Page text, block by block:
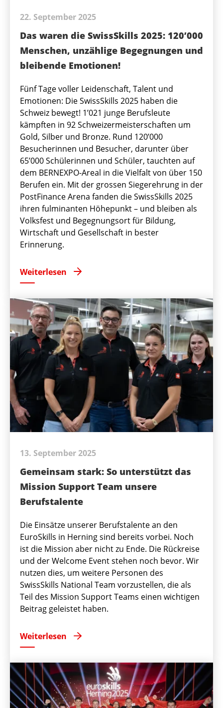
22. September 2025
Das waren die SwissSkills 2025: 120’000
Menschen, unzählige Begegnungen und
bleibende Emotionen!
Fünf Tage voller Leidenschaft, Talent und
Emotionen: Die SwissSkills 2025 haben die
Schweiz bewegt! 1’021 junge Berufsleute
kämpften in 92 Schweizermeisterschaften um
Gold, Silber und Bronze. Rund 120’000
Besucherinnen und Besucher, darunter über
65’000 Schülerinnen und Schüler, tauchten auf
dem BERNEXPO-Areal in die Vielfalt von über 150
Berufen ein. Mit der grossen Siegerehrung in der
PostFinance Arena fanden die SwissSkills 2025
ihren fulminanten Höhepunkt – und bleiben als
Volksfest und Begegnungsort für Bildung,
Wirtschaft und Gesellschaft in bester
Erinnerung.
Weiterlesen
13. September 2025
Gemeinsam stark: So unterstützt das
Mission Support Team unsere
Berufstalente
Die Einsätze unserer Berufstalente an den
EuroSkills in Herning sind bereits vorbei. Noch
ist die Mission aber nicht zu Ende. Die Rückreise
und der Welcome Event stehen noch bevor. Wir
nutzen dies, um weitere Personen des
SwissSkills National Team vorzustellen, die als
Teil des Mission Support Teams einen wichtigen
Beitrag geleistet haben.
Weiterlesen